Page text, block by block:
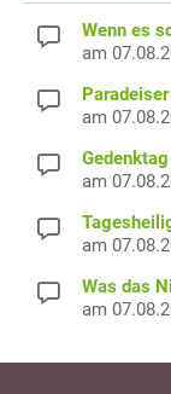
Wenn es
am
am
am
am
Was das
am